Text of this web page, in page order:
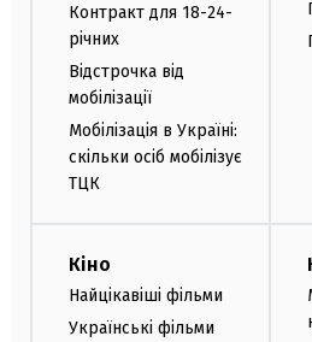
Контракт для 18-24-
річних
Відстрочка від
мобілізації
Мобілізація в Україні:
скільки осіб мобілізує
ТЦК
Кіно
Найцікавіші фільми
Українські фільми